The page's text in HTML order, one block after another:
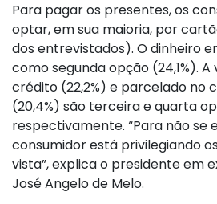
Para pagar os presentes, os
optar, em sua maioria, por
dos entrevistados). O dinheiro
como segunda opção (24,1%).
crédito (22,2%) e parcelado no
(20,4%) são terceira e quarta
respectivamente. “Para não se
consumidor está privilegiando
vista”, explica o presidente em
José Angelo de Melo.